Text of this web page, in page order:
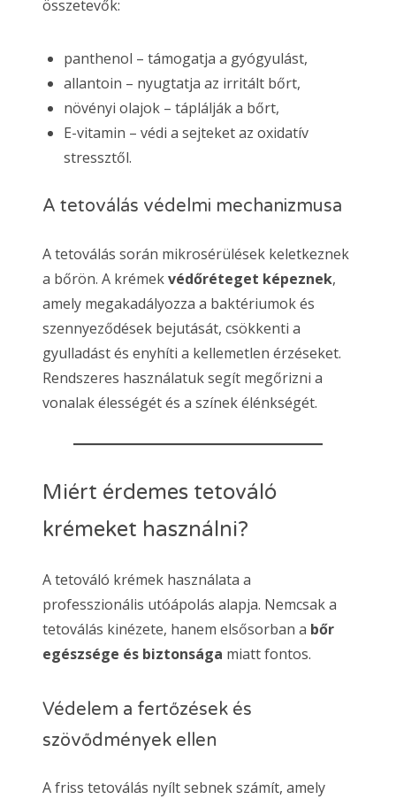
összetevők:
panthenol – támogatja a gyógyulást,
allantoin – nyugtatja az irritált bőrt,
növényi olajok – táplálják a bőrt,
E-vitamin – védi a sejteket az oxidatív
stressztől.
A tetoválás védelmi mechanizmusa
A tetoválás során mikrosérülések keletkeznek
a bőrön. A krémekvédőréteget képeznek,
amely megakadályozza a baktériumok és
szennyeződések bejutását, csökkenti a
gyulladást és enyhíti a kellemetlen érzéseket.
Rendszeres használatuk segít megőrizni a
vonalak élességét és a színek élénkségét.
Miért érdemes tetováló
krémeket használni?
A tetováló krémek használata a
professzionális utóápolás alapja. Nemcsak a
tetoválás kinézete, hanem elsősorban a bőr
egészsége és biztonsága miatt fontos.
Védelem a fertőzések és
szövődmények ellen
A friss tetoválás nyílt sebnek számít, amely